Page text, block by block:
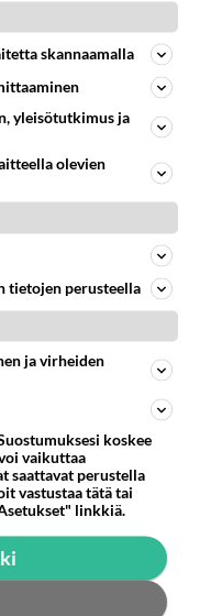
Vastattu 15v
tämmösen
skannaamalla
yleisötutkimus ja
olevien
tietojen perusteella
ja virheiden
koskee
vaikuttaa
saattavat perustella
vastustaa tätä tai
linkkiä.